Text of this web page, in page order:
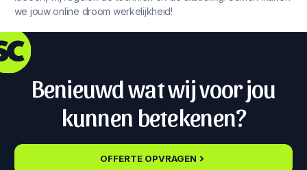
we jouw online droom werkelijkheid!
Benieuwd wat wij voor jou
kunnen betekenen?
OFFERTE OPVRAGEN